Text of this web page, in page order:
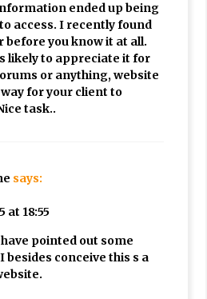
ended up being
access. I recently found
before you know it at all.
likely to appreciate it for
or anything, website
for your client to
task..
says:
at 18:55
pointed out some
besides conceive this s a